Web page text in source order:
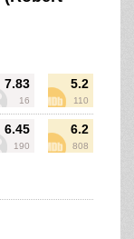
7.83
16
5.2
110
6.45
190
6.2
808